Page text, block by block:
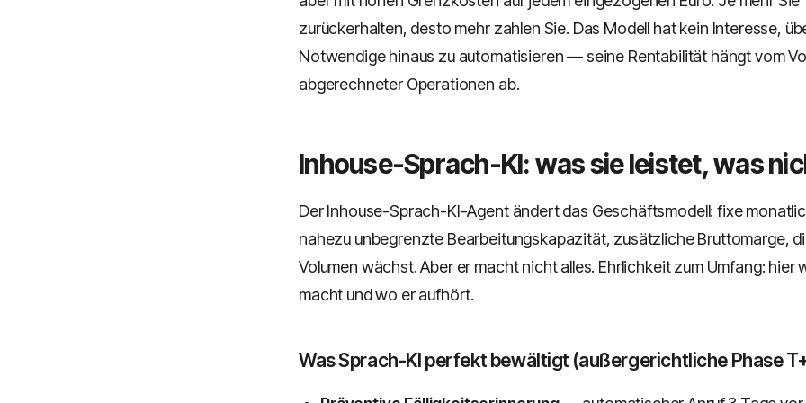
zurückerhalten, desto mehr zahlen Sie. Das Modell hat kein Interesse,
Notwendige hinaus zu automatisieren — seine Rentabilität hängt vom
abgerechneter Operationen ab.
Inhouse-Sprach-KI: was sie leistet, was
Der Inhouse-Sprach-KI-Agent ändert das Geschäftsmodell: fixe
nahezu unbegrenzte Bearbeitungskapazität, zusätzliche Bruttomarge,
Volumen wächst. Aber er macht nicht alles. Ehrlichkeit zum Umfang: hier
macht und wo er aufhört.
Was Sprach-KI perfekt bewältigt (außergerichtliche Phase